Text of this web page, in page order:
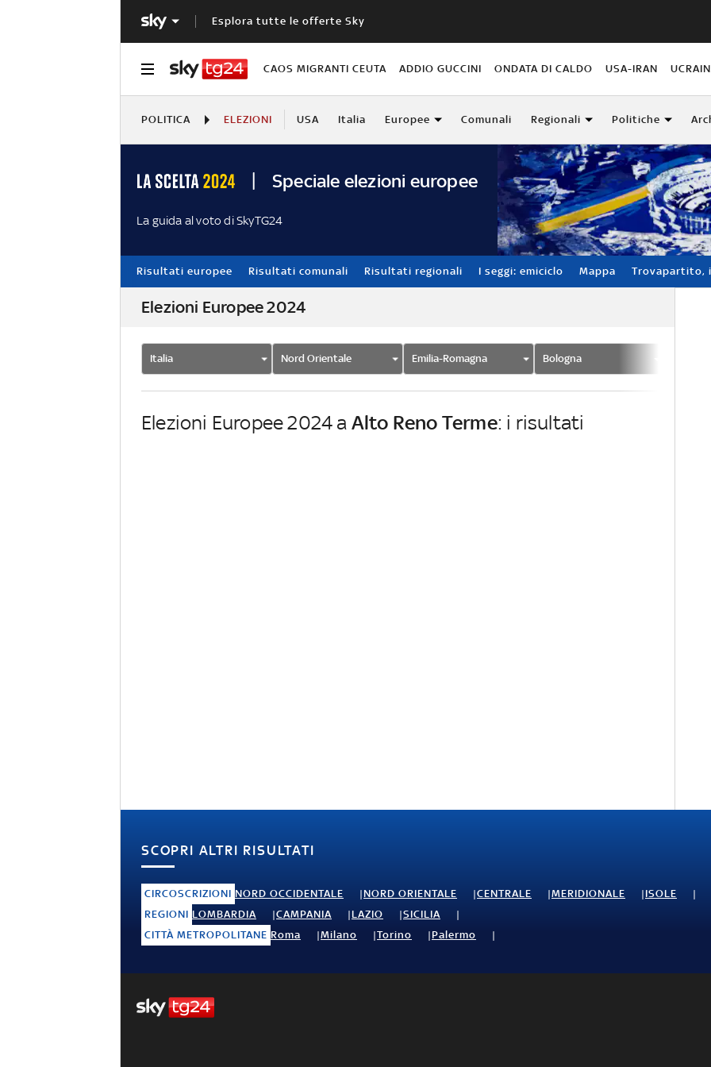
Esplora tutte le offerte Sky
CAOS MIGRANTI CEUTA ADDIO GUCCINI ONDATA DI CALDO USA-IRAN
POLITICA ELEZIONI USA Italia Europee Comunali Regionali Politiche
Speciale elezioni europee
La guida al voto di SkyTG24
Risultati europee Risultati comunali Risultati regionali I seggi: emiciclo Mappa Trovapartito,
Elezioni Europee 2024
Italia Nord Orientale Emilia-Romagna Bologna
Elezioni Europee 2024 a Alto Reno Terme: i risultati
SCOPRI ALTRI RISULTATI
CIRCOSCRIZIONI NORD OCCIDENTALE NORD ORIENTALE CENTRALE MERIDIONALE
ISOLE
REGIONI LOMBARDIA CAMPANIA LAZIO
SICILIA
CITTÀ METROPOLITANE Roma Milano Torino Palermo